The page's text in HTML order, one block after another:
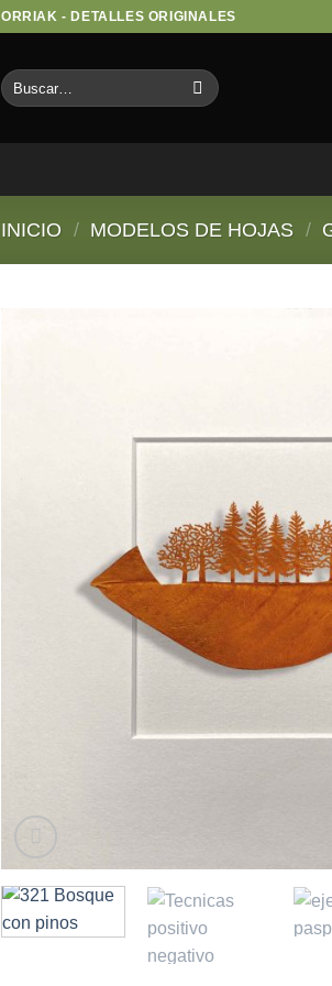
ORRIAK - DETALLES ORIGINALES
Buscar
por:
INICIO / MODELOS DE HOJAS /